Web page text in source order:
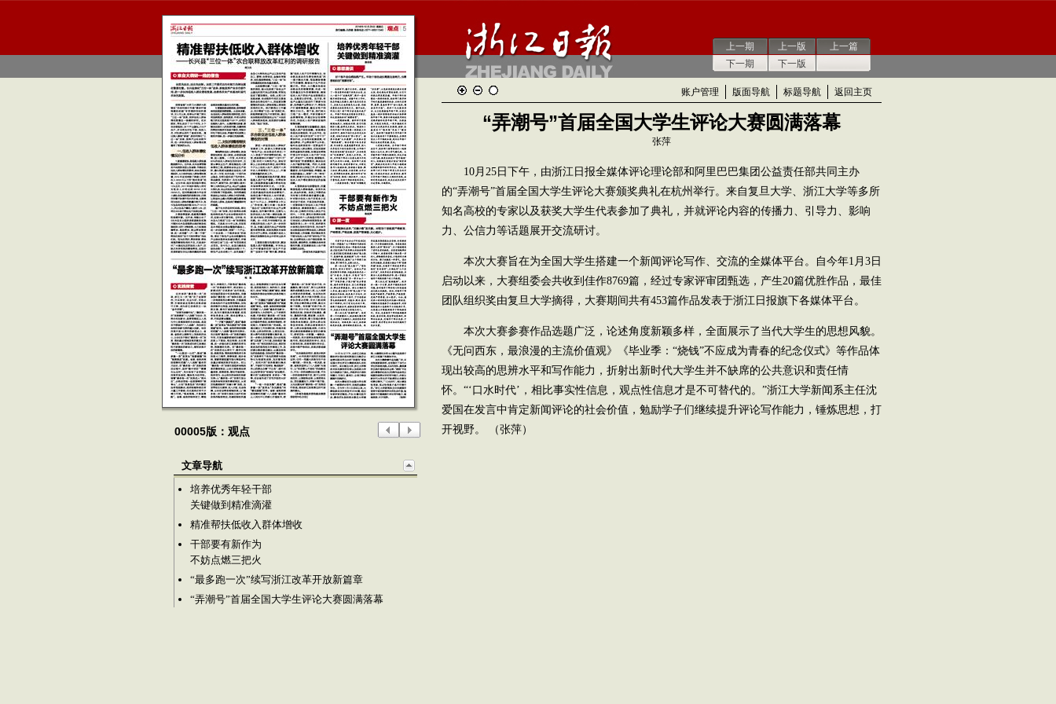
上一期
下一期
上一版
下一版
上一篇
00005版：观点
文章导航
培养优秀年轻干部
关键做到精准滴灌
精准帮扶低收入群体增收
干部要有新作为
不妨点燃三把火
“最多跑一次”续写浙江改革开放新篇章
“弄潮号”首届全国大学生评论大赛圆满落幕
账户管理 版面导航 标题导航 返回主页
“弄潮号”首届全国大学生评论大赛圆满落幕
张萍
10月25日下午，由浙江日报全媒体评论理论部和阿里巴巴集团公益责任部共同主办
的“弄潮号”首届全国大学生评论大赛颁奖典礼在杭州举行。来自复旦大学、浙江大学等多所
知名高校的专家以及获奖大学生代表参加了典礼，并就评论内容的传播力、引导力、影响
力、公信力等话题展开交流研讨。
本次大赛旨在为全国大学生搭建一个新闻评论写作、交流的全媒体平台。自今年1月3日
启动以来，大赛组委会共收到佳作8769篇，经过专家评审团甄选，产生20篇优胜作品，最佳
团队组织奖由复旦大学摘得，大赛期间共有453篇作品发表于浙江日报旗下各媒体平台。
本次大赛参赛作品选题广泛，论述角度新颖多样，全面展示了当代大学生的思想风貌。
《无问西东，最浪漫的主流价值观》《毕业季：“烧钱”不应成为青春的纪念仪式》等作品体
现出较高的思辨水平和写作能力，折射出新时代大学生并不缺席的公共意识和责任情
怀。“‘口水时代’，相比事实性信息，观点性信息才是不可替代的。”浙江大学新闻系主任沈
爱国在发言中肯定新闻评论的社会价值，勉励学子们继续提升评论写作能力，锤炼思想，打
开视野。 （张萍）